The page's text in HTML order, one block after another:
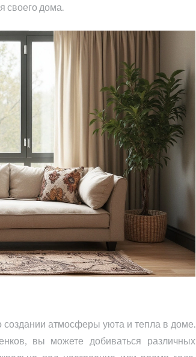
своего дома.
создании атмосферы уюта и тепла в доме.
вы можете добиваться различных